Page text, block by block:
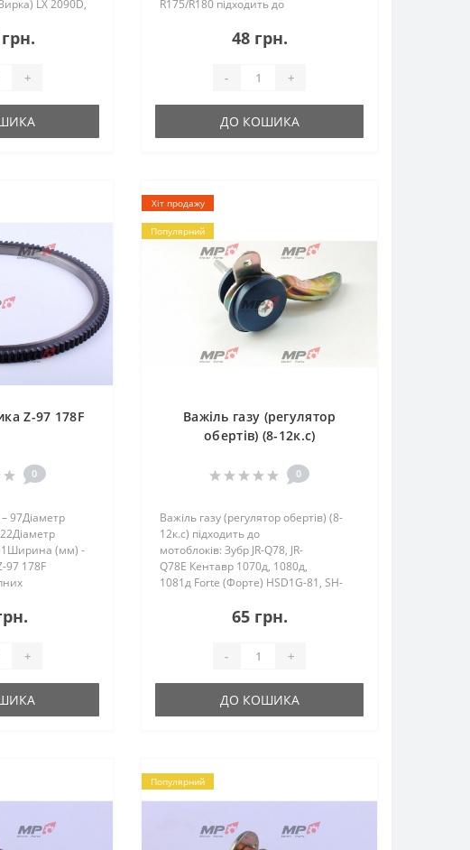
LX 2090D,
+
R175/R180 підходить до
Q78E Кентавр 1070д, 1080д,
1081д Forte (Форте) ..
48 грн.
- +
ДО КОШИКА
Z-97 178F
0
– 97Діаметр
(мм) -
97 178F
2070д, 2075д,
+
Хіт продажу
Популярний
Важіль газу (регулятор
обертів) (8-12к.с)
0
Важіль газу (регулятор обертів) (8-
12к.с) підходить до
мотоблоків: Зубр JR-Q78, JR-
Q78E Кентавр 1070д, 1080д,
1081д Forte (Форте) HSD1G-81, SH-
65 грн.
- +
ДО КОШИКА
Популярний